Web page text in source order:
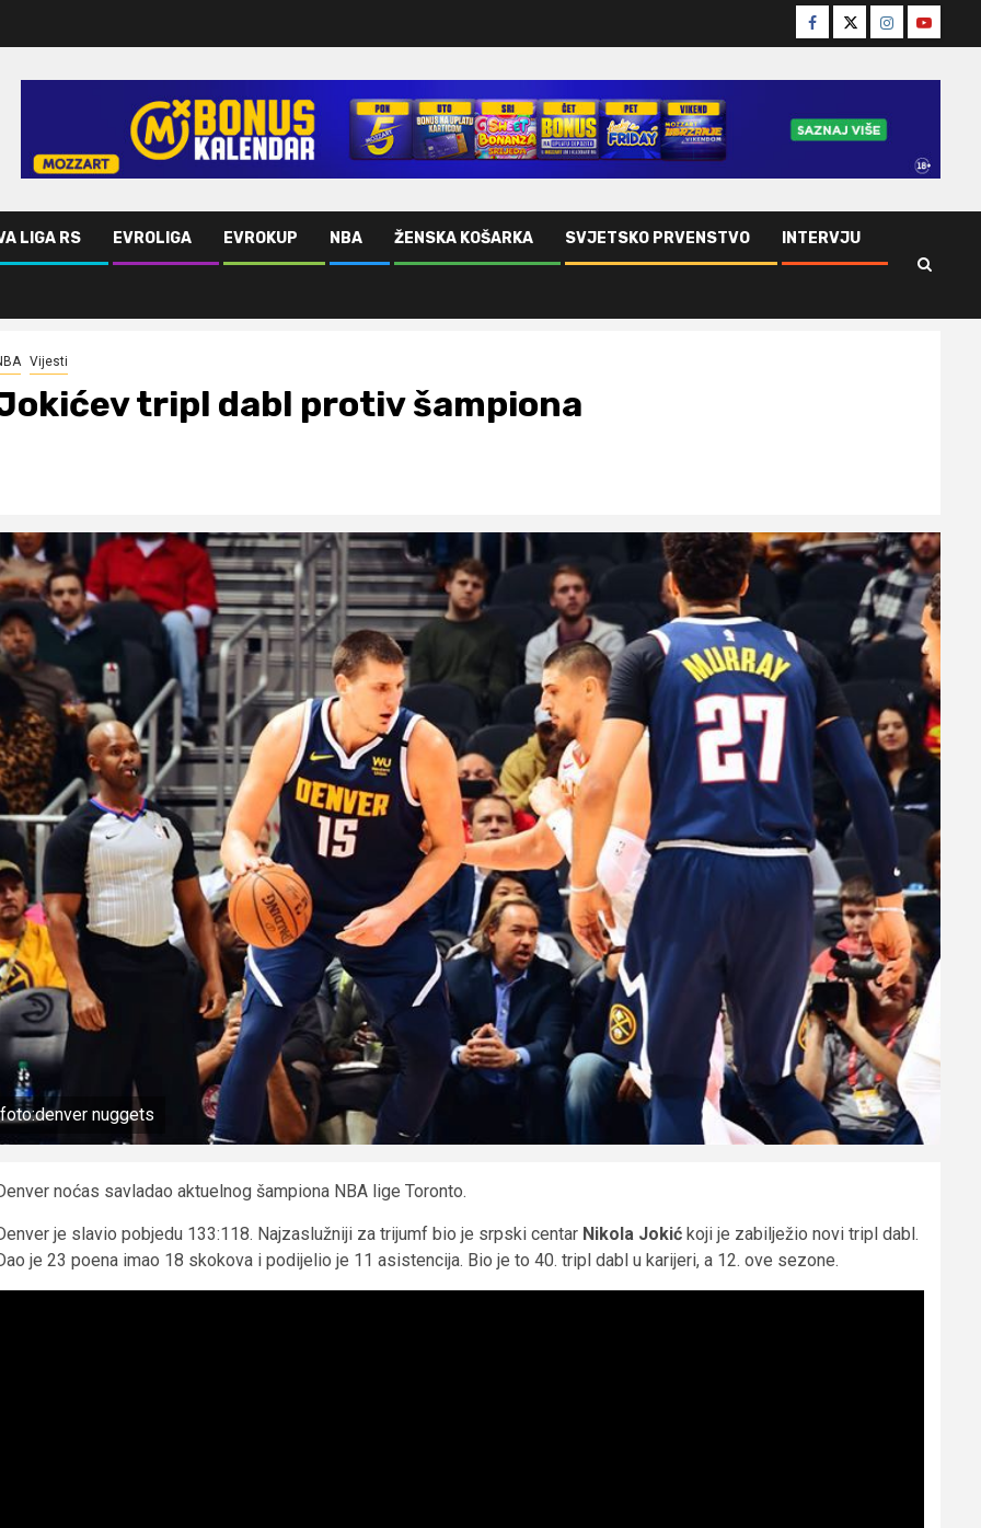
Facebook
TwitterInstagram
Youtube
LIGA RS EVROLIGA EVROKUP NBA ŽENSKA KOŠARKA SVJETSKO PRVENSTVO INTERVJU
Vijesti
tripl dabl protiv šampiona
foto:denver nuggets
noćas savladao aktuelnog šampiona NBA lige Toronto.
je slavio pobjedu 133:118. Najzaslužniji za trijumf bio je srpski centar Nikola Jokić koji je zabilježio novi tripl dabl.
je 23 poena imao 18 skokova i podijelio je 11 asistencija. Bio je to 40. tripl dabl u karijeri, a 12. ove sezone.